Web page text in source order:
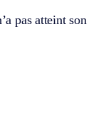
pas atteint son